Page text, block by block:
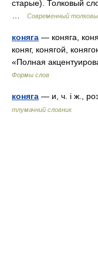
старые). Толковый
Современный
коняга — коняга,
коняг, конягой,
«Полная
Формы слов
коняга — и, ч. і ж.,
тлумачний словник